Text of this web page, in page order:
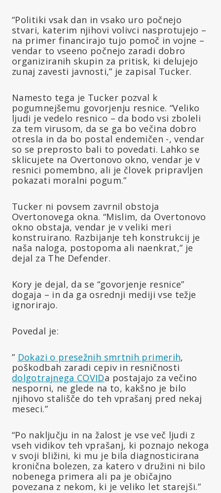
“Politiki vsak dan in vsako uro počnejo
stvari, katerim njihovi volivci nasprotujejo –
na primer financirajo tujo pomoč in vojne –
vendar to vseeno počnejo zaradi dobro
organiziranih skupin za pritisk, ki delujejo
zunaj zavesti javnosti,” je zapisal Tucker.
Namesto tega je Tucker pozval k
pogumnejšemu govorjenju resnice. “Veliko
ljudi je vedelo resnico – da bodo vsi zboleli
za tem virusom, da se ga bo večina dobro
otresla in da bo postal endemičen -, vendar
so se preprosto bali to povedati. Lahko se
sklicujete na Overtonovo okno, vendar je v
resnici pomembno, ali je človek pripravljen
pokazati moralni pogum.”
Tucker ni povsem zavrnil obstoja
Overtonovega okna. “Mislim, da Overtonovo
okno obstaja, vendar je v veliki meri
konstruirano. Razbijanje teh konstrukcij je
naša naloga, postopoma ali naenkrat,” je
dejal za The Defender.
Kory je dejal, da se “govorjenje resnice”
dogaja – in da ga osrednji mediji vse težje
ignorirajo.
Povedal je:
” Dokazi o presežnih smrtnih primerih,
poškodbah zaradi cepiv in resničnosti
dolgotrajnega COVIDa postajajo za večino
nesporni, ne glede na to, kakšno je bilo
njihovo stališče do teh vprašanj pred nekaj
meseci.”
“Po naključju in na žalost je vse več ljudi z
vseh vidikov teh vprašanj, ki poznajo nekoga
v svoji bližini, ki mu je bila diagnosticirana
kronična bolezen, za katero v družini ni bilo
nobenega primera ali pa je običajno
povezana z nekom, ki je veliko let starejši.”